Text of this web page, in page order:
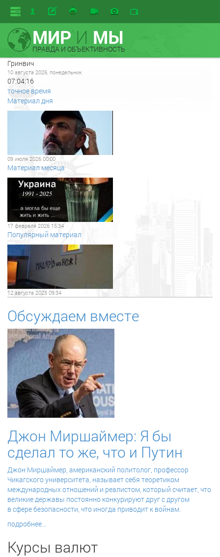
МИРИ МЫ
ПРАВДА И ОБЪЕКТИВНОСТЬ
Гринвич
10 августа 2026, понедельник
07:04:17
точное время
Материал дня
09 июля 2026 00:00
Материал месяца
17 февраля 2026 15:34
Популярный материал
12 августа 2025 09:34
Обсуждаем вместе
Джон Миршаймер: Я бы
сделал то же, что и Путин
Джон Миршаймер, американский политолог, профессор
Чикагского университета, называет себя теоретиком
международных отношений и реалистом, который считает, что
великие державы постоянно конкурируют друг с другом
в сфере безопасности, что иногда приводит к войнам.
подробнее...
Курсы валют